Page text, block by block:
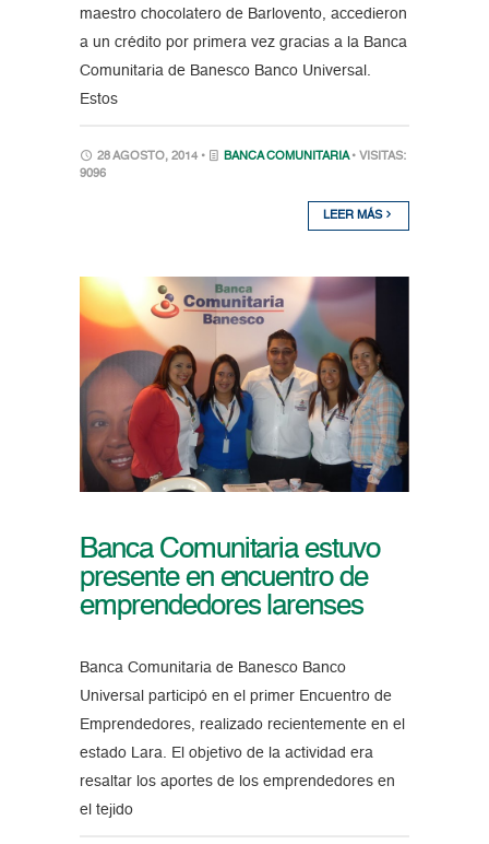
maestro chocolatero de Barlovento, accedieron
a un crédito por primera vez gracias a la Banca
Comunitaria de Banesco Banco Universal.
Estos
28 AGOSTO, 2014 • BANCA COMUNITARIA • VISITAS:
9096
LEER MÁS
Banca Comunitaria estuvo
presente en encuentro de
emprendedores larenses
Banca Comunitaria de Banesco Banco
Universal participó en el primer Encuentro de
Emprendedores, realizado recientemente en el
estado Lara. El objetivo de la actividad era
resaltar los aportes de los emprendedores en
el tejido